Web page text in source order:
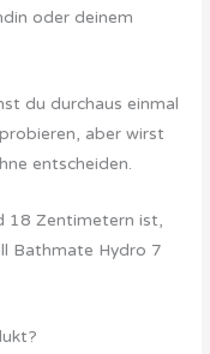
oder deinem
du durchaus einmal
aber wirst
entscheiden.
18 Zentimetern ist,
Bathmate Hydro 7